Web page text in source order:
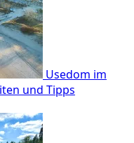
Usedom im
und Tipps